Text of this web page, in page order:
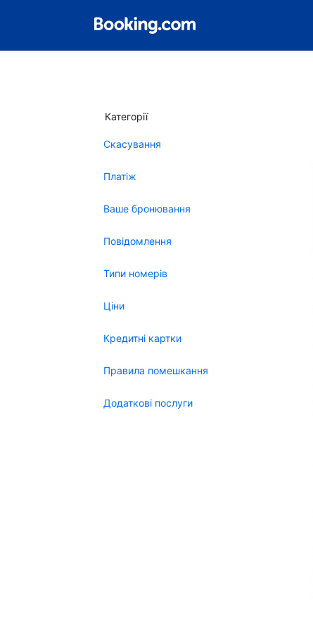
Категорії
Скасування
Платіж
Ваше бронювання
Повідомлення
Типи номерів
Ціни
Кредитні картки
Правила помешкання
Додаткові послуги